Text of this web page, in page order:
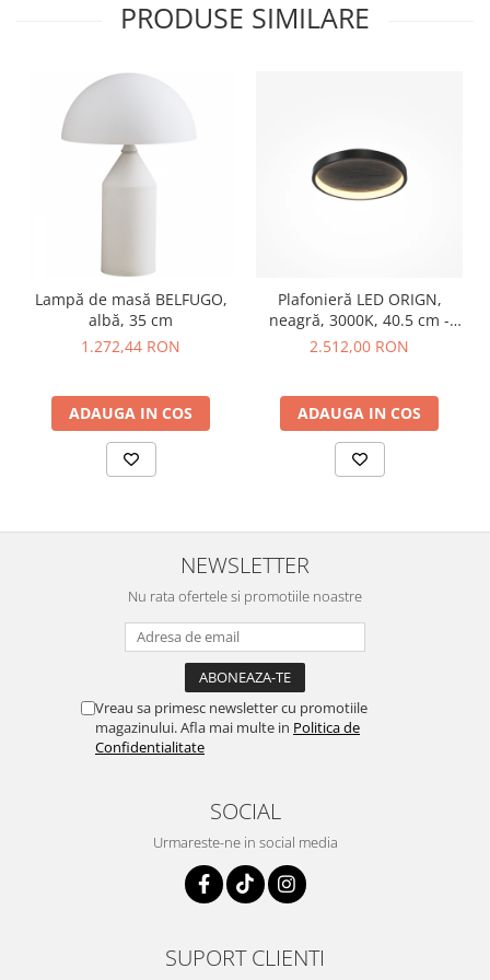
PRODUSE SIMILARE
Lampă de masă BELFUGO,
albă, 35 cm
1.272,44 RON
ADAUGA IN COS
Plafonieră LED ORIGN,
neagră, 3000K, 40.5 cm -
MAYTONI
2.512,00 RON
ADAUGA IN COS
NEWSLETTER
Nu rata ofertele si promotiile noastre
Vreau sa primesc newsletter cu promotiile
magazinului. Afla mai multe in Politica de
Confidentialitate
SOCIAL
Urmareste-ne in social media
SUPORT CLIENTI